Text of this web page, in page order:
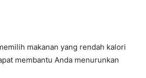
makanan yang rendah kalori
membantu Anda menurunkan